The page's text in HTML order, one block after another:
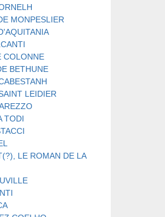
MONPESLIER
COLONNE
BETHUNE
LEIDIER
TODI
LE ROMAN DE LA